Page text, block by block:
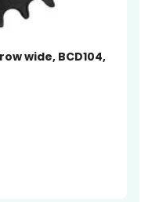
wide, BCD104,